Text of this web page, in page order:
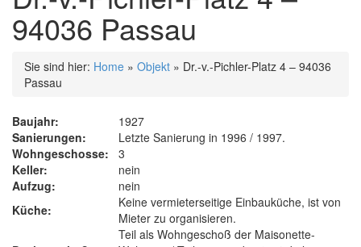
94036 Passau
Sie sind hier: Home » Objekt » Dr.-v.-Pichler-Platz 4 – 94036
Passau
Baujahr:
1927
Sanierungen:
Letzte Sanierung in 1996 / 1997.
Wohngeschosse:
3
Keller:
nein
Aufzug:
nein
Küche:
Keine vermieterseitige Einbauküche, ist von
Mieter zu organisieren.
Teil als Wohngeschoß der Maisonette-